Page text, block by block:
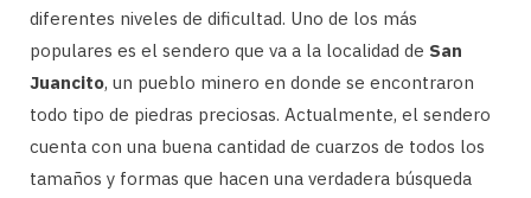
diferentes niveles de dificultad. Uno de los más
populares es el sendero que va a la localidad de San
Juancito, un pueblo minero en donde se encontraron
todo tipo de piedras preciosas. Actualmente, el sendero
cuenta con una buena cantidad de cuarzos de todos los
tamaños y formas que hacen una verdadera búsqueda